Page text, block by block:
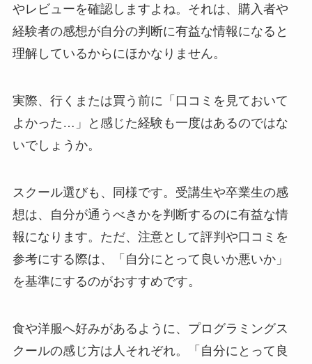
やレビューを確認しますよね。それは、購入者や
経験者の感想が自分の判断に有益な情報になると
理解しているからにほかなりません。
実際、行くまたは買う前に「口コミを見ておいて
よかった…」と感じた経験も一度はあるのではな
いでしょうか。
スクール選びも、同様です。受講生や卒業生の感
想は、自分が通うべきかを判断するのに有益な情
報になります。ただ、注意として評判や口コミを
参考にする際は、「自分にとって良いか悪いか」
を基準にするのがおすすめです。
食や洋服へ好みがあるように、プログラミングス
クールの感じ方は人それぞれ。「自分にとって良